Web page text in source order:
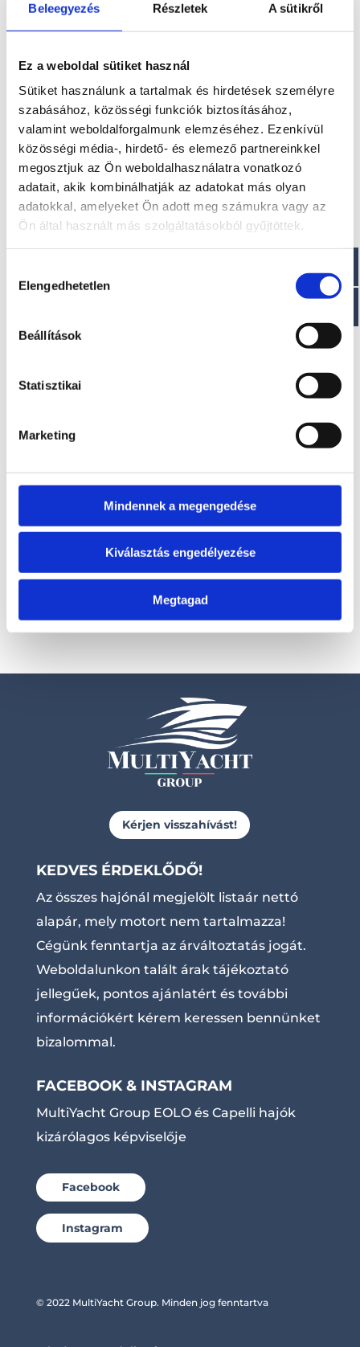
Beleegyezés Részletek A sütikről
Ez a weboldal sütiket használ
Sütiket használunk a tartalmak és hirdetések személyre
szabásához, közösségi funkciók biztosításához,
valamint weboldalforgalmunk elemzéséhez. Ezenkívül
közösségi média-, hirdető- és elemező partnereinkkel
megosztjuk az Ön weboldalhasználatra vonatkozó
adatait, akik kombinálhatják az adatokat más olyan
adatokkal, amelyeket Ön adott meg számukra vagy az
Ön által használt más szolgáltatásokból gyűjtöttek.
kiválasztása
Elengedhetetlen
Beállítások
Statisztikai
Marketing
Mindennek a megengedése
Kiválasztás engedélyezése
Megtagad
Visszahívást kérek!
A modell áráról a
A modell áráról a
letölthető aktuális
Kérjen visszahívást!
KEDVES ÉRDEKLŐDŐ!
Az összes hajónál megjelölt listaár nettó
alapár, mely motort nem tartalmazza!
Cégünk fenntartja az árváltoztatás jogát.
Weboldalunkon talált árak tájékoztató
jellegűek, pontos ajánlatért és további
információkért kérem keressen bennünket
bizalommal.
FACEBOOK & INSTAGRAM
MultiYacht Group EOLO és Capelli hajók
kizárólagos képviselője
Facebook
Instagram
© 2022 MultiYacht Group. Minden jog fenntartva